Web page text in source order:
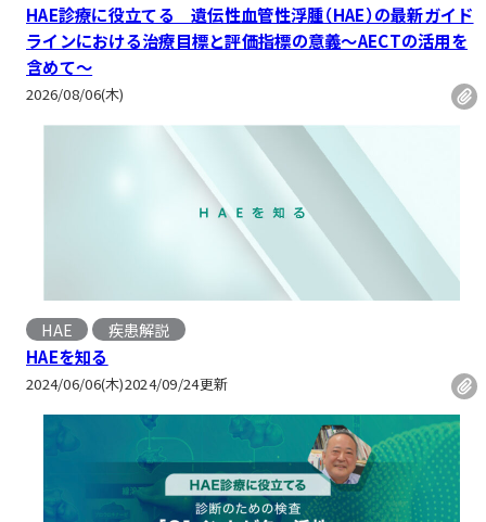
HAE診療に役立てる 遺伝性血管性浮腫（HAE）の最新ガイド
ラインにおける治療目標と評価指標の意義～AECTの活用を
含めて～
2026/08/06(木)
HAE 疾患解説
HAEを知る
2024/06/06(木)2024/09/24更新